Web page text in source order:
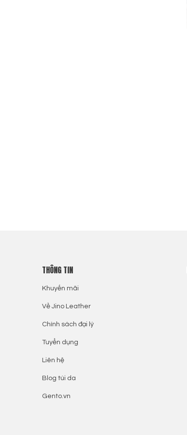
THÔNG TIN
Khuyến mãi
Về Jino Leather
Chính sách đại lý
Tuyển dụng
Liên hệ
Blog túi da
Gento.vn